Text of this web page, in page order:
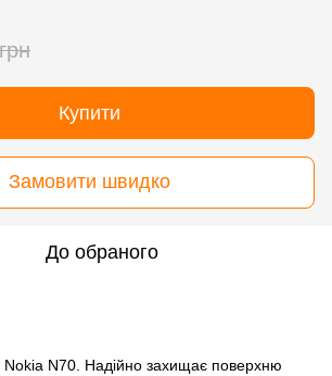
Купити
Замовити швидко
До обраного
Nokia N70. Надійно захищає поверхню